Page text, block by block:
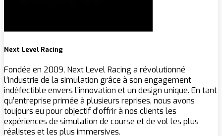
Next Level Racing
Fondée en 2009, Next Level Racing a révolutionné
l’industrie de la simulation grâce à son engagement
indéfectible envers l’innovation et un design unique. En tant
qu’entreprise primée à plusieurs reprises, nous avons
toujours eu pour objectif d’offrir à nos clients les
expériences de simulation de course et de vol les plus
réalistes et les plus immersives.